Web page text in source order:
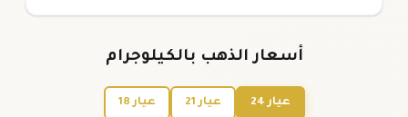
أسعار الذهب بالكيلوجرام
عيار 24 عيار 21 عيار 18